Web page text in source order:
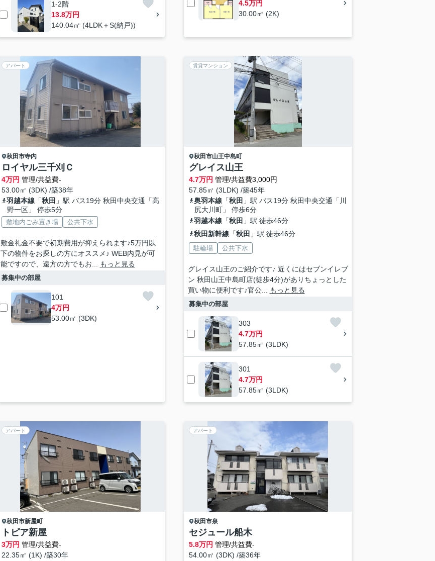
1-2階
13.8万円
140.04㎡ (4LDK＋S(納戸))
4.5万円
30.00㎡ (2K)
アパート
秋田市寺内
ロイヤル三千刈Ｃ
4万円 管理/共益費-
53.00㎡ (3DK) /築38年
羽越本線「秋田 」駅 バス19分 秋田中央交通「高
野一区」 停歩5分
敷地内ごみ置き場 公共下水
敷金礼金不要で初期費用が抑えられます♪5万円以
下の物件をお探しの方にオススメ♪ WEB内見が可
能ですので、遠方の方でもお...
もっと見る
募集中の部屋
101
4万円
53.00㎡ (3DK)
賃貸マンション
秋田市山王中島町
グレイス山王
4.7万円 管理/共益費3,000円
57.85㎡ (3LDK) /築45年
奥羽本線「秋田 」駅 バス19分 秋田中央交通「川
尻大川町」 停歩6分
羽越本線「秋田 」駅 徒歩46分
秋田新幹線「秋田 」駅 徒歩46分
駐輪場 公共下水
グレイス山王のご紹介です♪ 近くにはセブンイレブ
ン 秋田山王中島町店(徒歩4分)がありちょっとした
買い物に便利です♪官公...
もっと見る
募集中の部屋
303
4.7万円
57.85㎡ (3LDK)
301
4.7万円
57.85㎡ (3LDK)
アパート
秋田市新屋町
トピア新屋
3万円 管理/共益費-
22.35㎡ (1K) /築30年
アパート
秋田市泉
セジュール船木
5.8万円 管理/共益費-
54.00㎡ (3DK) /築36年